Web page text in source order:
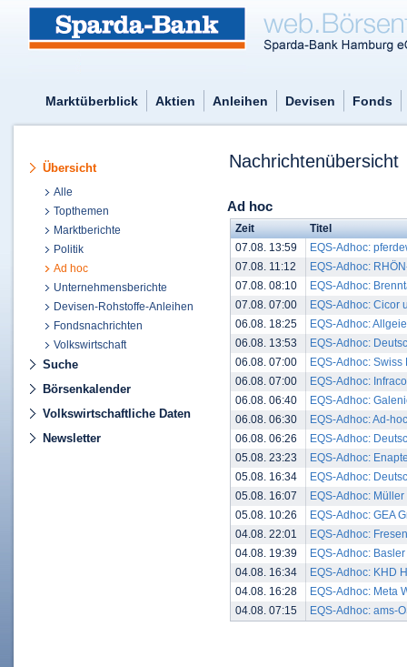
Marktüberblick Aktien Anleihen Devisen Fonds
Übersicht
Alle
Topthemen
Marktberichte
Politik
Ad hoc
Unternehmensberichte
Devisen-Rohstoffe-Anleihen
Fondsnachrichten
Volkswirtschaft
Suche
Börsenkalender
Volkswirtschaftliche Daten
Newsletter
Nachrichtenübersicht
Ad hoc
Zeit
Titel
07.08. 13:59
EQS-Adhoc:
07.08. 11:12
EQS-Adhoc:
07.08. 08:10
EQS-Adhoc:
07.08. 07:00
EQS-Adhoc: Cicor
06.08. 18:25
EQS-Adhoc:
06.08. 13:53
EQS-Adhoc:
06.08. 07:00
EQS-Adhoc:
06.08. 07:00
EQS-Adhoc:
06.08. 06:40
EQS-Adhoc:
06.08. 06:30
EQS-Adhoc: Ad-
06.08. 06:26
EQS-Adhoc:
05.08. 23:23
EQS-Adhoc:
05.08. 16:34
EQS-Adhoc:
05.08. 16:07
EQS-Adhoc:
05.08. 10:26
EQS-Adhoc: GEA
04.08. 22:01
EQS-Adhoc:
04.08. 19:39
EQS-Adhoc:
04.08. 16:34
EQS-Adhoc: KHD
04.08. 16:28
EQS-Adhoc: Meta
04.08. 07:15
EQS-Adhoc: ams-